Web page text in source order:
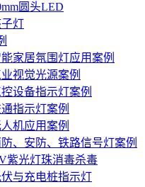
圆头LED
灯
家居氛围灯应用案例
视觉光源案例
设备指示灯案例
指示灯案例
机应用案例
、安防、铁路信号灯案例
紫光灯珠消毒杀毒
与充电桩指示灯